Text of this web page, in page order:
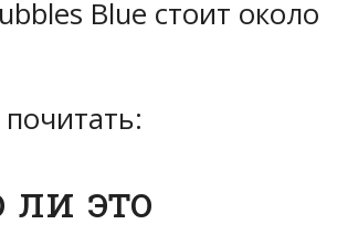
Blue стоит около
ли это